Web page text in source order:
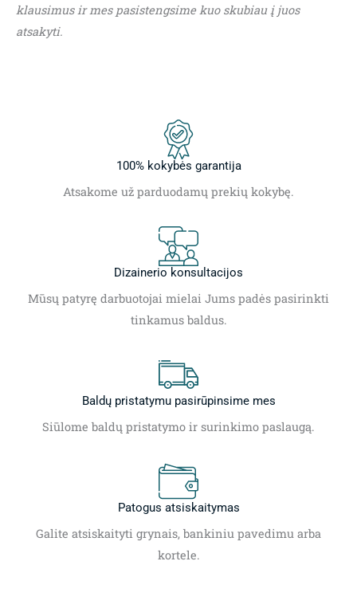
klausimus ir mes pasistengsime kuo skubiau į juos
atsakyti.
100% kokybės garantija
Atsakome už parduodamų prekių kokybę.
Dizainerio konsultacijos
Mūsų patyrę darbuotojai mielai Jums padės pasirinkti
tinkamus baldus.
Baldų pristatymu pasirūpinsime mes
Siūlome baldų pristatymo ir surinkimo paslaugą.
Patogus atsiskaitymas
Galite atsiskaityti grynais, bankiniu pavedimu arba
kortele.